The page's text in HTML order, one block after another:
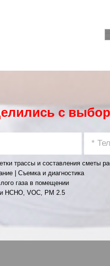
с
трассы и составления сметы
| Съемка и диагностика
газа в помещении
HCHO, VOC, PM 2.5